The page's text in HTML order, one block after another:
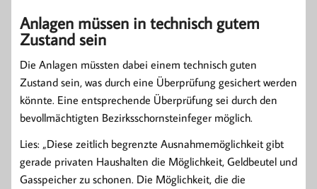
Anlagen müssen in technisch gutem
Zustand sein
Die Anlagen müssten dabei einem technisch guten
Zustand sein, was durch eine Überprüfung gesichert werden
könnte. Eine entsprechende Überprüfung sei durch den
bevollmächtigten Bezirksschornsteinfeger möglich.
Lies: „Diese zeitlich begrenzte Ausnahmemöglichkeit gibt
gerade privaten Haushalten die Möglichkeit, Geldbeutel und
Gasspeicher zu schonen. Die Möglichkeit, die die